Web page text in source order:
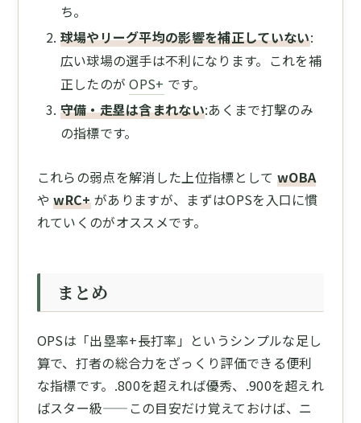
ち。
球場やリーグ平均の影響を補正していない:
広い球場の選手は不利になります。これを補
正したのがOPS+ です。
守備・走塁は含まれない:あくまで打撃のみ
の指標です。
これらの弱点を解消した上位指標として wOBA
やwRC+がありますが、まずはOPSを入口に慣
れていくのがオススメです。
まとめ
OPSは「出塁率+長打率」というシンプルな足し
算で、打者の総合力をざっくり評価できる便利
な指標です。.800を超えれば優秀、.900を超えれ
ばスター級——この目安だけ覚えておけば、ニ